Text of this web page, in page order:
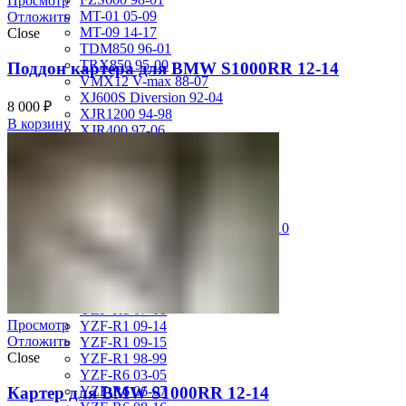
MT-01 05-09
MT-09 14-17
TDM850 96-01
TRX850 95-00
VMX12 V-max 88-07
XJ600S Diversion 92-04
XJR1200 94-98
XJR400 97-06
XVZ1300 Royal Star Venture 01-10
YZF-1000R Thunderace 96-01
YZF-R1 00-01
YZF-R1 02-03
YZF-R1 04-06
YZF-R1 09-14
YZF-R1 09-15
YZF-R1 98-99
YZF-R6 03-05
YZF-R6 06-07
Отложить
Close
Поддон картера для BMW S1000RR 12-14
8 000 ₽
В корзину
Просмотр
Отложить
Close
Картер для BMW S1000RR 12-14